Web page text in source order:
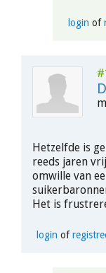
login of
Hetzelfde is
reeds jaren
omwille van
Het is
login of